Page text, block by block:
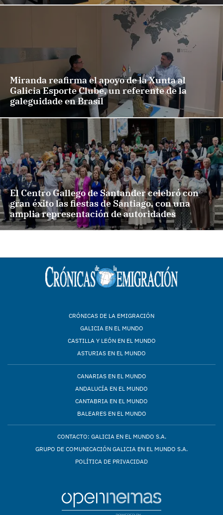
Miranda reafirma el apoyo de la Xunta al
Galicia Esporte Clube, un referente de la
galeguidade en Brasil
El Centro Gallego de Santander celebró con
gran éxito las fiestas de Santiago, con una
amplia representación de autoridades
CRÓNICAS DE LA EMIGRACIÓN
GALICIA EN EL MUNDO
CASTILLA Y LEÓN EN EL MUNDO
ASTURIAS EN EL MUNDO
CANARIAS EN EL MUNDO
ANDALUCÍA EN EL MUNDO
CANTABRIA EN EL MUNDO
BALEARES EN EL MUNDO
CONTACTO: GALICIA EN EL MUNDO S.A.
GRUPO DE COMUNICACIÓN GALICIA EN EL MUNDO S.A.
POLÍTICA DE PRIVACIDAD